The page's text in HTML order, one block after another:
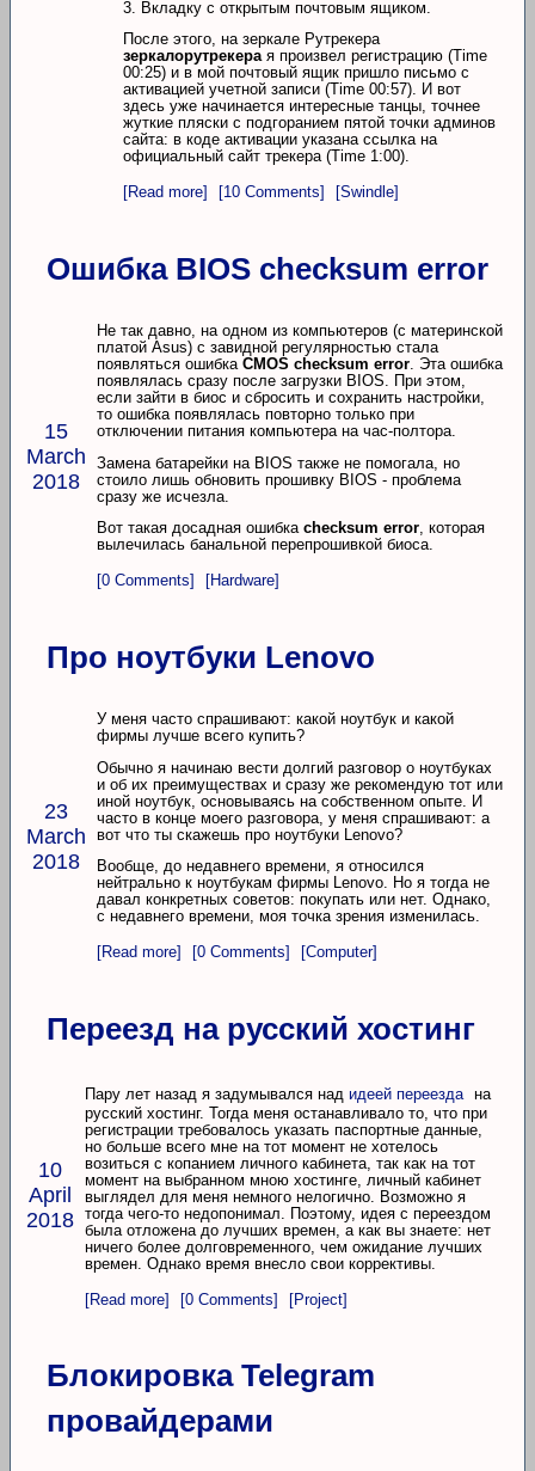
3. Вкладку с открытым почтовым ящиком.
После этого, на зеркале Рутрекера
зеркалорутрекерая произвел регистрацию (Time
00:25) и в мой почтовый ящик пришло письмо с
активацией учетной записи (Time 00:57). И вот
здесь уже начинается интересные танцы, точнее
жуткие пляски с подгоранием пятой точки админов
сайта: в коде активации указана ссылка на
официальный сайт трекера (Time 1:00).
[Read more]
[10 Comments] [Swindle]
Ошибка BIOS checksum error
15
March
2018
Не так давно, на одном из компьютеров (с материнской
платой Asus) с завидной регулярностью стала
появляться ошибка CMOS checksum error . Эта ошибка
появлялась сразу после загрузки BIOS. При этом,
если зайти в биос и сбросить и сохранить настройки,
то ошибка появлялась повторно только при
отключении питания компьютера на час-полтора.
Замена батарейки на BIOS также не помогала, но
стоило лишь обновить прошивку BIOS - проблема
сразу же исчезла.
Вот такая досадная ошибка checksum error, которая
вылечилась банальной перепрошивкой биоса.
[0 Comments]
[Hardware]
Про ноутбуки Lenovo
23
March
2018
У меня часто спрашивают: какой ноутбук и какой
фирмы лучше всего купить?
Обычно я начинаю вести долгий разговор о ноутбуках
и об их преимуществах и сразу же рекомендую тот или
иной ноутбук, основываясь на собственном опыте. И
часто в конце моего разговора, у меня спрашивают: а
вот что ты скажешь про ноутбуки Lenovo?
Вообще, до недавнего времени, я относился
нейтрально к ноутбукам фирмы Lenovo. Но я тогда не
давал конкретных советов: покупать или нет. Однако,
с недавнего времени, моя точка зрения изменилась.
[Read more]
[0 Comments] [Computer]
Переезд на русский хостинг
10
April
2018
Пару лет назад я задумывался над идеей переезда на
русский хостинг. Тогда меня останавливало то, что при
регистрации требовалось указать паспортные данные,
но больше всего мне на тот момент не хотелось
возиться с копанием личного кабинета, так как на тот
момент на выбранном мною хостинге, личный кабинет
выглядел для меня немного нелогично. Возможно я
тогда чего-то недопонимал. Поэтому, идея с переездом
была отложена до лучших времен, а как вы знаете: нет
ничего более долговременного, чем ожидание лучших
времен. Однако время внесло свои коррективы.
[Read more]
[0 Comments] [Project]
Блокировка Telegram
провайдерами